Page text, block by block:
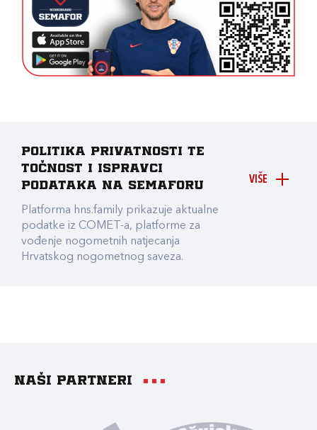
VIŠE
Politika privatnosti te
točnost i ispravci
podataka na Semaforu
Platforma hns.family prikazuje aktualne
podatke iz COMET-a, platforme za
vođenje nogometnih natjecanja
Hrvatskog nogometnog saveza.
Naši partneri